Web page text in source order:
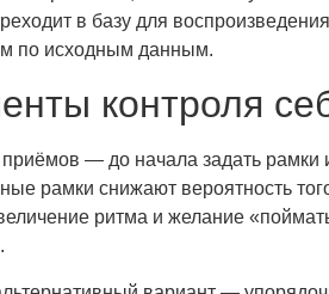
в базу для
по исходным данным.
контроля
— до начала задать рамки
рамки снижают вероятность
ритма и желание